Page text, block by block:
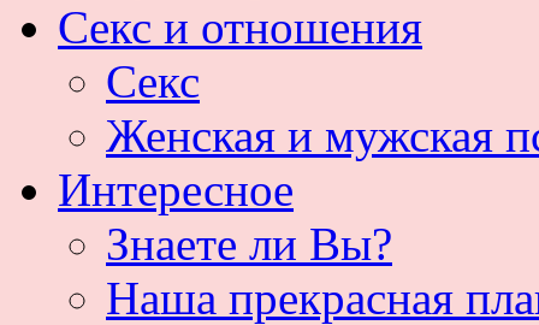
Секс и отношения
Секс
Женская и мужская
Интересное
Знаете ли Вы?
Наша прекрасная